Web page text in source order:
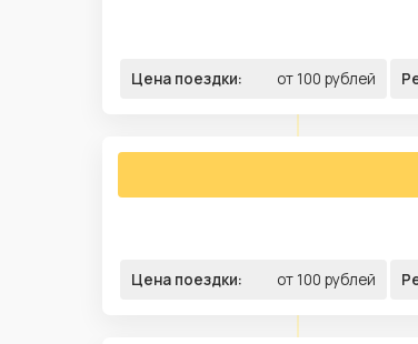
Цена поездки: от 100 рублей
Цена поездки: от 100 рублей